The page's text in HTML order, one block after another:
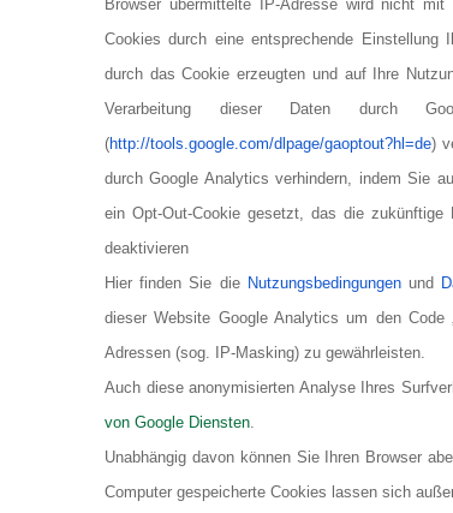
Browser übermittelte IP-Adresse wird nicht
Cookies durch eine entsprechende Einstellung
durch das Cookie erzeugten und auf Ihre
Verarbeitung dieser Daten durch
(http://tools.google.com/dlpage/gaoptout?hl=de)
durch Google Analytics verhindern, indem Sie
ein Opt-Out-Cookie gesetzt, das die
deaktivieren
Hier finden Sie die Nutzungsbedingungenund
dieser Website Google Analytics um den Code
Adressen (sog. IP-Masking) zu gewährleisten.
Auch diese anonymisierten Analyse Ihres
von Google Diensten.
Unabhängig davon können Sie Ihren Browser
Computer gespeicherte Cookies lassen sich